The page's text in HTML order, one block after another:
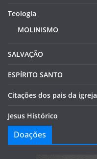
Teologia
MOLINISMO
SALVAÇÃO
ESPÍRITO SANTO
Citações dos pais da igreja
Jesus Histórico
Doações